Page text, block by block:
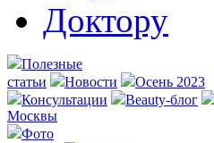
Доктору
Полезные
статьи
Новости
Осень 2023
Консультации
Beauty-блог
Москвы
Фото